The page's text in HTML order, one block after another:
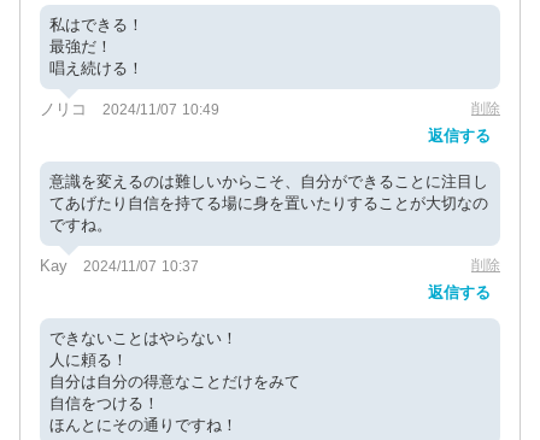
私はできる！
最強だ！
唱え続ける！
ノリコ 2024/11/07 10:49 削除
返信する
意識を変えるのは難しいからこそ、自分ができることに注目し
てあげたり自信を持てる場に身を置いたりすることが大切なの
ですね。
Kay 2024/11/07 10:37 削除
返信する
できないことはやらない！
人に頼る！
自分は自分の得意なことだけをみて
自信をつける！
ほんとにその通りですね！